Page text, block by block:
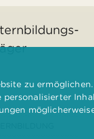
zu